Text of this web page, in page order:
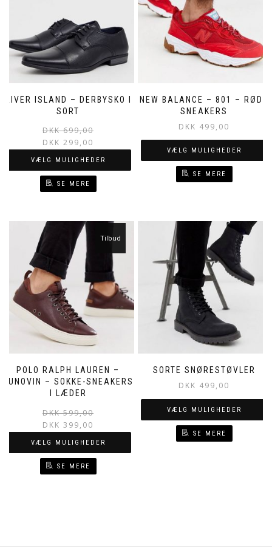
RIVER ISLAND – DERBYSKO I
SORT
DKK699,00
DKK 299,00
VÆLG MULIGHEDER
SE MERE
NEW BALANCE – 801 – RØDE
SNEAKERS
DKK 499,00
VÆLG MULIGHEDER
SE MERE
POLO RALPH LAUREN –
DUNOVIN – SOKKE-SNEAKERS
I LÆDER
Tilbud
DKK599,00
DKK 399,00
VÆLG MULIGHEDER
SE MERE
SORTE SNØRESTØVLER
DKK 499,00
VÆLG MULIGHEDER
SE MERE